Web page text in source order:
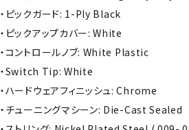
・ピックガード: 1-Ply Black
・ピックアップカバー: White
・コントロールノブ: White Plastic
・Switch Tip: White
・ハードウェアフィニッシュ: Chrome
・チューニングマシーン: Die-Cast Sealed